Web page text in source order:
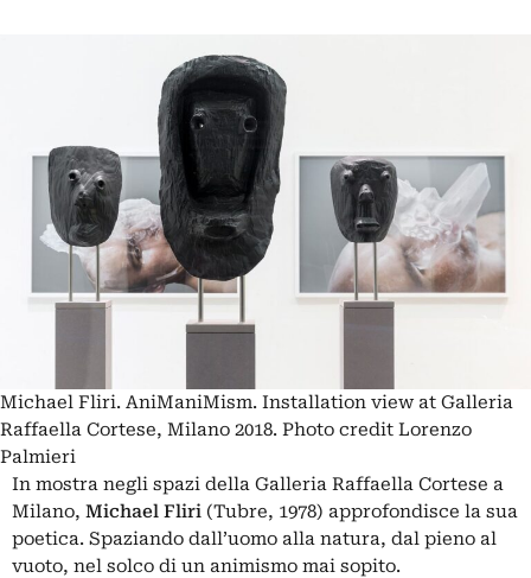
Michael Fliri. AniManiMism. Installation view at Galleria
Raffaella Cortese, Milano 2018. Photo credit Lorenzo
Palmieri
In mostra negli spazi della Galleria Raffaella Cortese a
Milano, Michael Fliri (Tubre, 1978) approfondisce la sua
poetica. Spaziando dall’uomo alla natura, dal pieno al
vuoto, nel solco di un animismo mai sopito.